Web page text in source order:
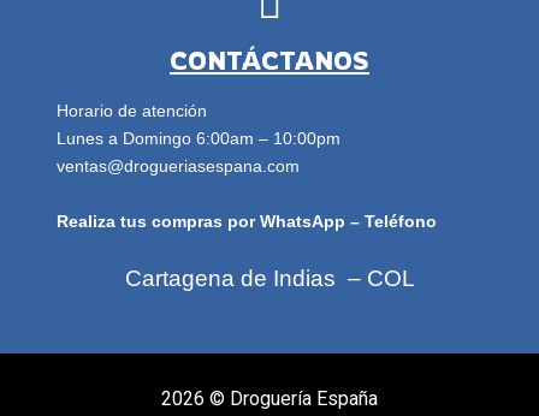
CONTÁCTANOS
Horario de atención
Lunes a Domingo 6:00am – 10:00pm
ventas@drogueriasespana.com
Realiza tus compras por WhatsApp – Teléfono
Cartagena de Indias – COL
2026 © Droguería España